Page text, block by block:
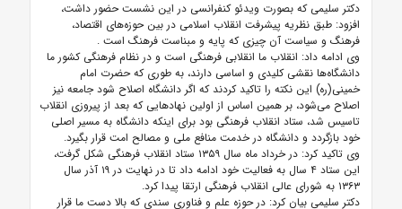
دکتر سلیمی که بصورت ویدئو کنفرانسی در این نشست حضور داشت،
افزود: طبق نظریه پیشرفت انقلاب اسلامی در بین حوزه‌های اقتصاد،
فرهنگ و سیاست آن چیزی که پایه و مبناست فرهنگ است .
وی ادامه داد: انقلاب ما انقلابی فرهنگی است و در نظام فرهنگی کشور ما
دانشگاه‌ها نقشی کلیدی و اساسی دارند، به طوری که حضرت امام
خمینی(ره) این نکته را تاکید کردند که اگر دانشگاه اصلاح شود جامعه نیز
اصلاح می‌شود، بر همین اساس از اولین نهادهایی که بعد از پیروزی انقلاب
تاسیس شد، ستاد انقلاب فرهنگی بود برای اینکه دانشگاه به مسیر اصلی
خود بازگردد و دانشگاه در خدمت منافع ملی و مصالح امت قرار بگیرد.
وی تاکید کرد: در خرداد ماه سال ۱۳۵۹ ستاد انقلاب فرهنگی شکل گرفت،
این ستاد ۴ سال به فعالیت خود ادامه داد تا در نهایت در ۱۹ آذر سال
۱۳۶۳ به شورای عالی انقلاب فرهنگی ارتقا پیدا کرد.
دکتر سلیمی بیان کرد: در حوزه علم و فناوری سندی که بالا دست ما قرار